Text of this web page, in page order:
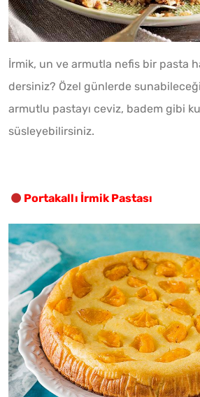
İrmik, un ve armutla nefis bir pasta
dersiniz? Özel günlerde
armutlu pastayı ceviz, badem gibi
süsleyebilirsiniz.
Portakallı İrmik Pastası